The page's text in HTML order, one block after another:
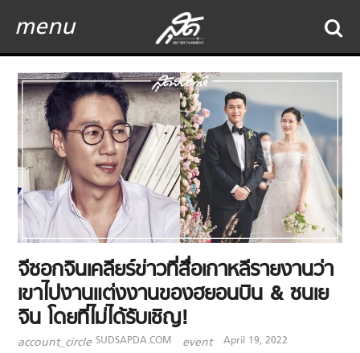
menu
จีซอกจินเคลียร์ข่าวที่สื่อเกาหลีรายงานว่า
เขาไปงานแต่งงานของฮยอนบิน & ซนเย
จิน โดยที่ไม่ได้รับเชิญ!
account_circle SUDSAPDA.COM event April 19, 2022